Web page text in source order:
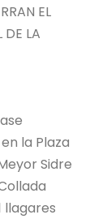
EL
DE LA
la Plaza
Sidre
llagares